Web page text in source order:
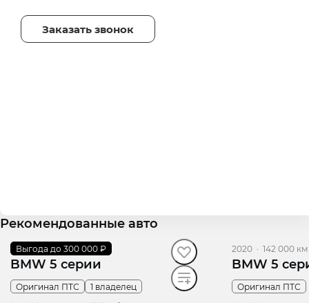
Заказать звонок
Рекомендованные авто
Выгода до 300 000 ₽
2021·94 000 км
BMW 5 серии
Оригинал ПТС 1 владелец
2020 · 142 000 км
BMW 5
Оригинал ПТС